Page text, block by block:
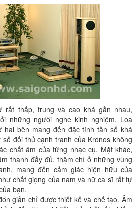
rất thấp, trung và cao khá gần nhau,
những người nghe kinh nghiệm. Loa
hai bên mang đến đặc tính tần số khá
đối thủ cạnh tranh của Kronos không
chất âm của từng nhạc cụ. Mặt khác,
thanh đầy đủ, thậm chí ở những vùng
mang đến cảm giác hiện hữu của
chất giọng của nam và nữ ca sĩ rất tự
bạn.
giản chỉ được thiết kế và chế tạo. Âm